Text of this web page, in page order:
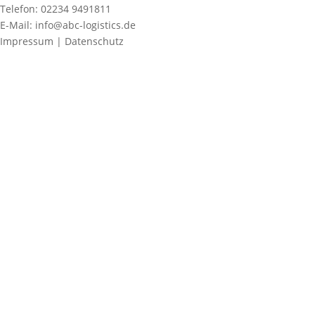
Telefon: 02234 9491811
E-Mail: info@abc-logistics.de
Impressum | Datenschutz